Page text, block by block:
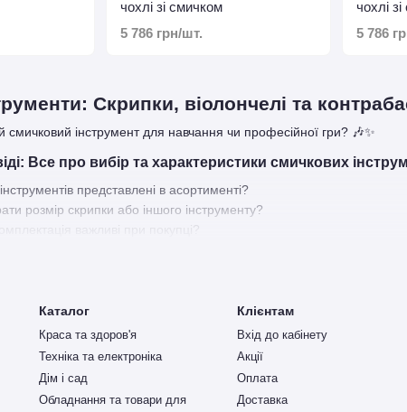
Скрипки, віолончелі та
смичковий інструмент для навчання чи професійної гри? 🎶✨
Все про вибір та характеристики смичкових
представлені в асортименті?
розмір скрипки або іншого інструменту?
чохлі зі смичком
5 786 грн/шт.
чохлі
5 786
Каталог
Краса та здоров'я
Техніка та електроніка
Дім і сад
Обладнання та товари для
Клієнтам
Вхід до кабінету
Акції
Оплата
Доставка